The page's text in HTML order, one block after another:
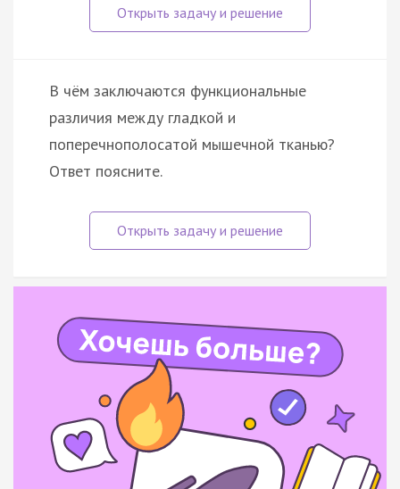
В чём заключаются функциональные
различия между гладкой и
поперечнополосатой мышечной тканью?
Ответ поясните.